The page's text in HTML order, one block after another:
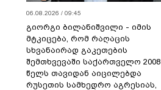
06.08.2026 / 09:45
გიორგი ბილანიშვილი - იმის
მტკიცება, რომ რაღაცის
სხვანაირად გაკეთების
შემთხვევაში საქართველო 2008
წელს თავიდან აიცილებდა
რუსეთის სამხედრო აგრესიას,